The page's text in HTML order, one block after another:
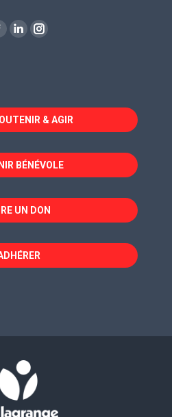
La
dans
une
fenêtre
La
dans
une
fenêtre
& AGIR
BÉNÉVOLE
UN DON